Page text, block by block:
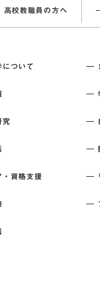
高校教職員の方へ
について
究
・資格支援